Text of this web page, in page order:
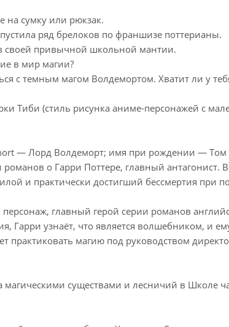
на сумку или рюкзак.
ряд брелоков по франшизе поттерианы.
своей привычной школьной мантии.
в мир магии?
с темным магом Волдемортом. Хватит ли у
Тиби (стиль рисунка аниме-персонажей с
— Лорд Волдеморт; имя при рождении — Том
о Гарри Поттере, главный антагонист.
и практически достигший бессмертия при
главный герой серии романов
Гарри узнаёт, что является волшебником, и
практиковать магию под руководством
магическими существами и лесничий в Школе